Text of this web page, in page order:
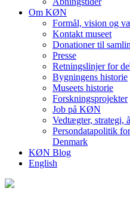
Om KØN
Formål, vision og
Kontakt museet
Donationer til
Presse
Retningslinjer for
Bygningens historie
Museets historie
Forskningsprojekter
Job på KØN
Vedtægter, strategi,
Persondatapolitik
Denmark
KØN Blog
English